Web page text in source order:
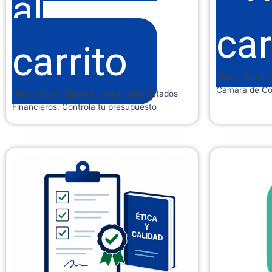
al
carrito
Macro Excel: Elabora y analiza los Estados
Financieros. Controla tu presupuesto
Macro Excel:
Cámara de